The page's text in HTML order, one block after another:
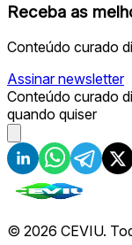
Receba as
Conteúdo curado
Assinar newsletter
Conteúdo curado
quando quiser
© 2026 CEVIU.